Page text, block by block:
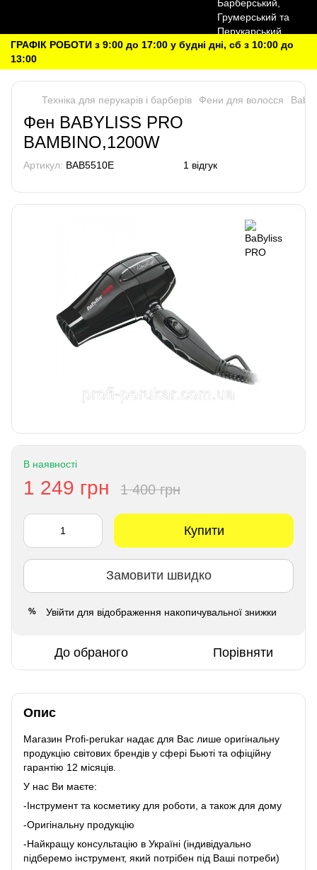
ГРАФІК РОБОТИ з 9:00 до 17:00 у будні дні, сб з 10:00 до
13:00
Техніка для перукарів і барберів Фени для волосся
Фен BABYLISS PRO
BAMBINO,1200W
Артикул: BAB5510E 1 відгук
В наявності
1 249 грн 1 400 грн
Купити
Замовити швидко
% Увійти для відображення накопичувальної знижки
До обраного Порівняти
Опис
Магазин Profi-perukar надає для Вас лише оригінальну
продукцію світових брендів у сфері Бьюті та офіційну
гарантію 12 місяців.
У нас Ви маєте:
-Інструмент та косметику для роботи, а також для дому
-Оригінальну продукцію
-Найкращу консультацію в Україні (індивідуально
підберемо інструмент, який потрібен під Ваші потреби)